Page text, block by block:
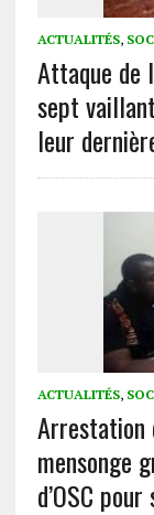
ACTUALITÉS,
Attaque de
sept
leur
ACTUALITÉS,
Arrestation
mensonge
d’OSC